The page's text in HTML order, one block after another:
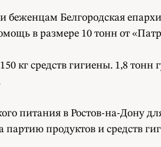
беженцам Белгородская
в размере 10 тонн от
кг средств гигиены. 1,8 тонн
питания в Ростов-на-Дону
партию продуктов и средств